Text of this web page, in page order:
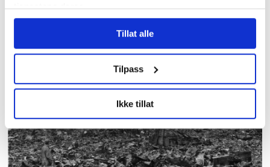
tjenestene deres.
Tillat alle
Tilpass
Ikke tillat
Over 1200 voldshendelser
på jobb varslet til
Arbeidstilsynet